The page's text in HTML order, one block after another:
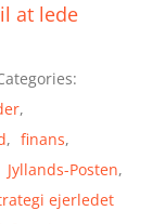
at lede
,
, finans,
Jyllands-Posten,
ejerledet